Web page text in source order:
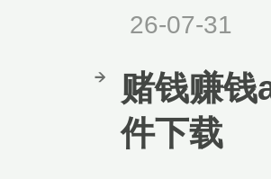
26-07-31
赌钱赚钱
件下载